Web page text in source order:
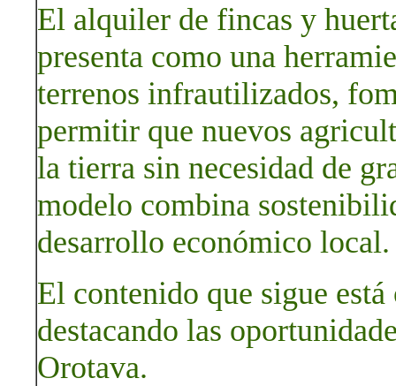
El alquiler de fincas y
presenta como una
terrenos infrautilizados,
permitir que nuevos
la tierra sin necesidad de
modelo combina
desarrollo económico local.
El contenido que sigue
destacando las
Orotava.